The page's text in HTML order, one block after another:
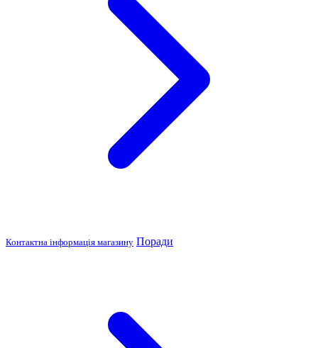
Контактна інформація магазину Поради